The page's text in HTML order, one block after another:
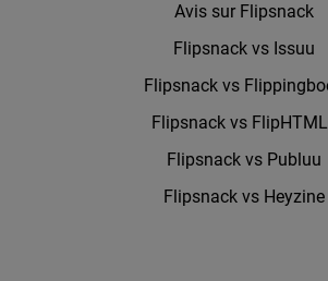
Avis sur Flipsnack
Flipsnack vs Issuu
Flipsnack vs
Flipsnack vs
Flipsnack vs Publuu
Flipsnack vs Heyzine